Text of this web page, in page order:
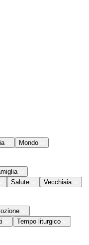
Mondo
Salute
Vecchiaia
Tempo liturgico